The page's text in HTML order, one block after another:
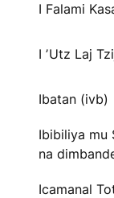
I Falami
I ʼUtz Laj
Ibatan (ivb)
Ibibiliya mu
na
Icamanal